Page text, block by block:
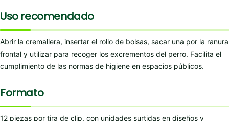
Uso recomendado
Abrir la cremallera, insertar el rollo de bolsas, sacar una por la ranura
frontal y utilizar para recoger los excrementos del perro. Facilita el
cumplimiento de las normas de higiene en espacios públicos.
Formato
12 piezas por tira de clip, con unidades surtidas en diseños y